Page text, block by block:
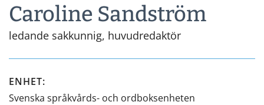
Caroline Sandström
ledande sakkunnig, huvudredaktör
ENHET:
Svenska språkvårds- och ordboksenheten